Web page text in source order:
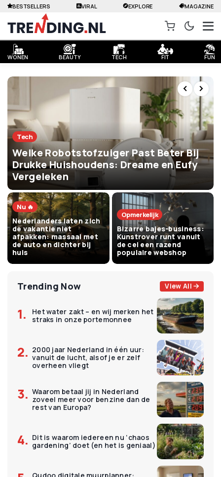
WONEN BEAUTY TECH FIT FUN
BESTSELLERS VIRAL EXPLORE MAGAZINE
Tech
Welke Robotstofzuiger Past Beter Bij
Drukke Huishoudens: Dreame en Eufy
Vergeleken
Nu 🔥
Nederlanders laten zich
de vakantie niet
afpakken: massaal met
de auto en dichter bij
huis
Opmerkelijk
Bizarre bajes-business:
Kunstrover runt vanuit
de cel een razend
populaire webshop
Trending Now View All
Het water zakt – en wij merken het
straks in onze portemonnee
2000 jaar Nederland in één uur:
vanuit de lucht, alsof je er zelf
overheen vliegt
Waarom betaal jij in Nederland
zoveel meer voor benzine dan de
rest van Europa?
Dit is waarom iedereen nu ‘chaos
gardening’ doet (en het is geniaal)
Qudoo digitale muurplanner: